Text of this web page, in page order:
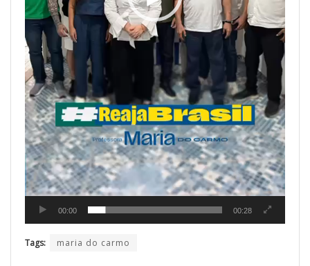
00:00 00:28
Tags: maria do carmo